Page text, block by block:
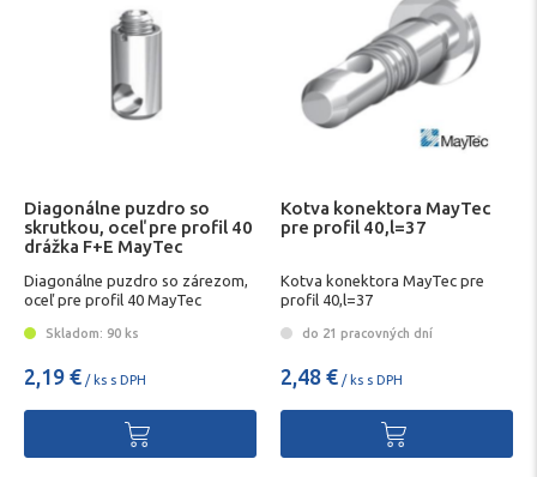
Diagonálne puzdro so
skrutkou, oceľ pre profil 40
drážka F+E MayTec
Diagonálne puzdro so zárezom,
oceľ pre profil 40 MayTec
Skladom: 90 ks
2,19 € / ks s DPH
Kotva konektora MayTec
pre profil 40,l=37
Kotva konektora MayTec pre
profil 40,l=37
do 21 pracovných dní
2,48 € / ks s DPH